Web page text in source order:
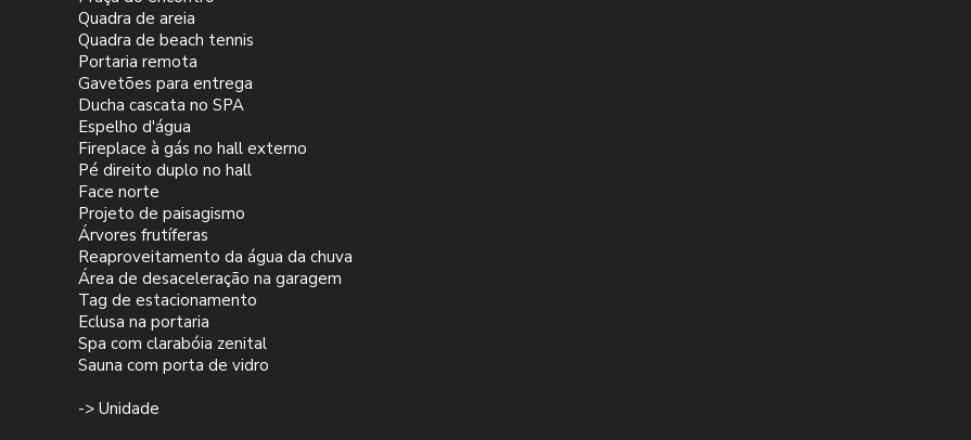
Quadra de areia
Quadra de beach tennis
Portaria remota
Gavetões para entrega
Ducha cascata no SPA
Espelho d'água
Fireplace à gás no hall externo
Pé direito duplo no hall
Face norte
Projeto de paisagismo
Árvores frutíferas
Reaproveitamento da água da chuva
Área de desaceleração na garagem
Tag de estacionamento
Eclusa na portaria
Spa com clarabóia zenital
Sauna com porta de vidro
-> Unidade